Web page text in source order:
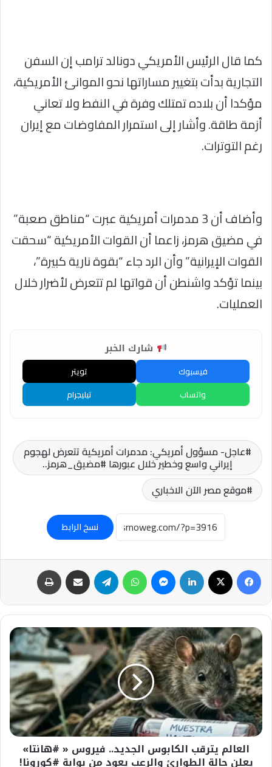
كما قال الرئيس الأمريكي دونالد ترامب إن السفن
التجارية بدأت بتغيير مساراتها نحو الموانئ الأمريكية،
مؤكدا أن بلاده تمتلك وفرة في النفط ولا تعاني
أزمة طاقة. وأشار إلى استمرار المفاوضات مع إيران
رغم التوترات.
وأضاف أن 3 مدمرات أمريكية عبرت “مناطق صعبة”
في مضيق هرمز، زاعما أن القوات الأمريكية “سحقت
القوات الإيرانية” وأن الرد جاء “بقوة نارية كبيرة”،
بينما تؤكد واشنطن أن قواتها لم تتعرض لأضرار خلال
العمليات.
شارك الخبر
فيسبوك
تويتر
واتساب
تيليجرام
عاجل- مسؤول أمريكي: مدمرات أمريكية تتعرض لهجوم
إيراني واسع وخطير خلال عبورها #مضيق_هرمز..
موقع مصر الآن الاخباري
نسخ الرابط
فيسبوك لينكدإن ماسنجر واتساب تيلقرام مشاركة عبر البريد
العالم
يترقب
الكابوس
الجديد..
فيروس
«
#هانتا»
يعلن
حالة
الطوارئ
والرعب
العالم يترقب الكابوس الجديد.. فيروس « #هانتا»
يعلن حالة الطوارئ والرعب يعود من بوابة #كورونا!